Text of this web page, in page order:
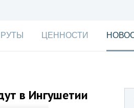
ЦЕННОСТИ
в Ингушетии